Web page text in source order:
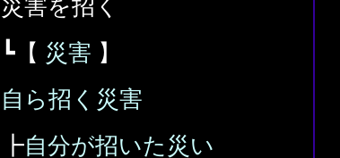
災害を招く
┗【 災害 】
自ら招く災害
┣自分が招いた災い